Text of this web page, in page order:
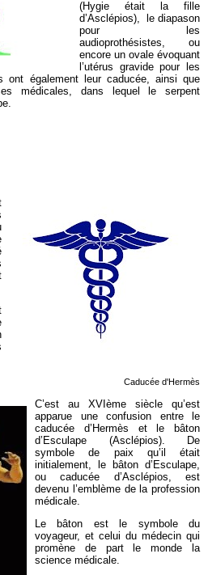
(Hygie était la fille
d’Asclépios), le diapason
pour les
audioprothésistes, ou
encore un ovale évoquant
l’utérus gravide pour les
ont également leur caducée, ainsi que
médicales, dans lequel le serpent
Caducée d'Hermès
C’est au XVIème siècle qu’est
apparue une confusion entre le
caducée d’Hermès et le bâton
d’Esculape (Asclépios). De
symbole de paix qu’il était
initialement, le bâton d’Esculape,
ou caducée d’Asclépios, est
devenu l’emblème de la profession
médicale.
Le bâton est le symbole du
voyageur, et celui du médecin qui
promène de part le monde la
science médicale.